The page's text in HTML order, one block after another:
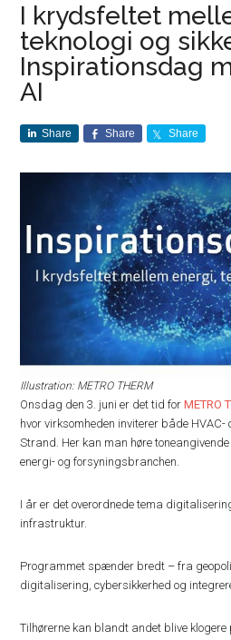
I krydsfeltet
teknologi og
Inspirationsdag
AI
Share Share Share
Illustration: METRO THERM
Onsdag den 3. juni er det tid forMETRO
hvor virksomheden inviterer både
Strand. Her kan man høre
energi- og forsyningsbranchen.
I år er det overordnede tema
infrastruktur.
Programmet spænder bredt – fra
digitalisering, cybersikkerhed og
Tilhørerne kan blandt andet blive